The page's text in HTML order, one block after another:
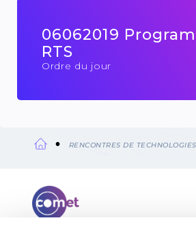
06062019
RTS
Ordre du jour
d'Ariane
RENCONTRES DE